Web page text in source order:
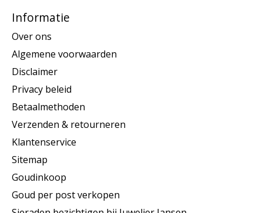
Informatie
Over ons
Algemene voorwaarden
Disclaimer
Privacy beleid
Betaalmethoden
Verzenden & retourneren
Klantenservice
Sitemap
Goudinkoop
Goud per post verkopen